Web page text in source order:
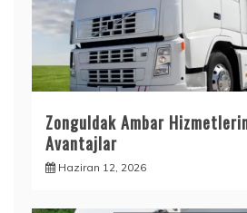
Zonguldak Ambar
Avantajlar
Haziran 12, 2026